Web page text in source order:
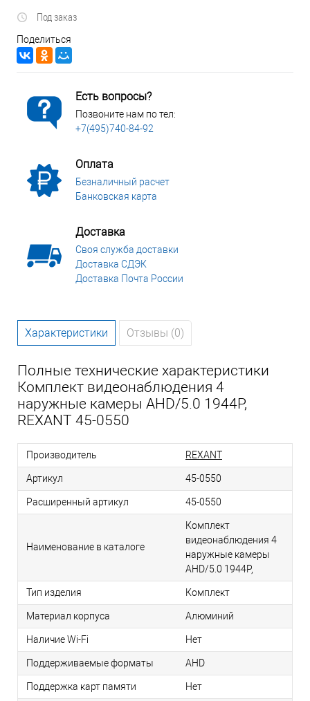
Под заказ
Поделиться
Есть вопросы?
Позвоните нам по тел:
+7(495)740-84-92
Оплата
Безналичный расчет
Банковская карта
Доставка
Своя служба доставки
Доставка СДЭК
Доставка Почта России
Характеристики Отзывы (0)
Полные технические характеристики
Комплект видеонаблюдения 4
наружные камеры AHD/5.0 1944P,
REXANT 45-0550
Производитель REXANT
Артикул 45-0550
Расширенный артикул 45-0550
Наименование в каталоге
Комплект
видеонаблюдения 4
наружные камеры
AHD/5.0 1944P,
Тип изделия Комплект
Материал корпуса Алюминий
Наличие Wi-Fi Нет
Поддерживаемые форматы AHD
Поддержка карт памяти Нет